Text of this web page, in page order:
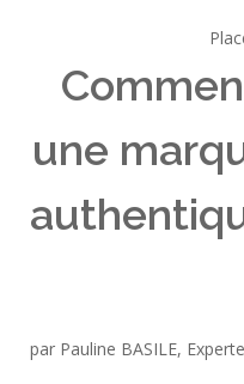
une
par Pauline BASILE,